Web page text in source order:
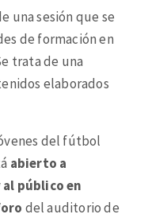
una sesión que se
de formación en
trata de una
elaborados
del fútbol
abierto a
público en
del auditorio de